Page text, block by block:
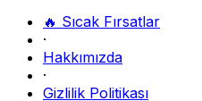
🔥 Sıcak Fırsatlar
·
Hakkımızda
·
Gizlilik Politikası